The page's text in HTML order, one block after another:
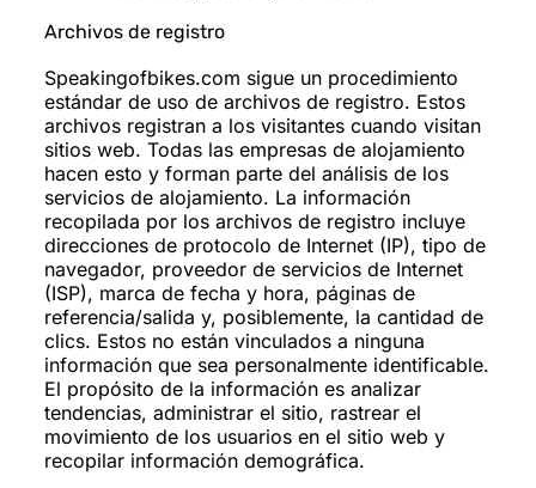
Archivos de registro
Speakingofbikes.com sigue un procedimiento
estándar de uso de archivos de registro. Estos
archivos registran a los visitantes cuando visitan
sitios web. Todas las empresas de alojamiento
hacen esto y forman parte del análisis de los
servicios de alojamiento. La información
recopilada por los archivos de registro incluye
direcciones de protocolo de Internet (IP), tipo de
navegador, proveedor de servicios de Internet
(ISP), marca de fecha y hora, páginas de
referencia/salida y, posiblemente, la cantidad de
clics. Estos no están vinculados a ninguna
información que sea personalmente identificable.
El propósito de la información es analizar
tendencias, administrar el sitio, rastrear el
movimiento de los usuarios en el sitio web y
recopilar información demográfica.